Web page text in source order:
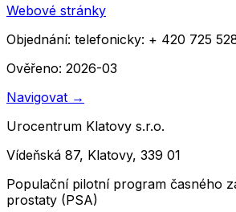
Webové stránky
Objednání: telefonicky: + 420 725
Ověřeno: 2026-03
Navigovat →
Urocentrum Klatovy s.r.o.
Vídeňská 87, Klatovy, 339 01
Populační pilotní program časného
prostaty (PSA)